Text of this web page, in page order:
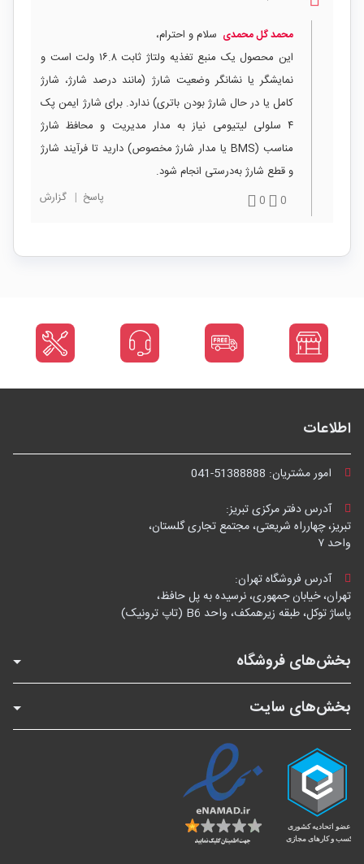
محمد گل محمدی سلام و احترام،
این محصول یک منبع تغذیه ولتاژ ثابت ۱۶.۸ ولت است و
نمایشگر یا نشانگر وضعیت شارژ (مانند درصد شارژ، شارژ
کامل یا در حال شارژ بودن باتری) ندارد. برای شارژ ایمن پک
۴ سلولی لیتیومی نیاز به مدار مدیریت و محافظ شارژ
مناسب (BMS یا مدار شارژ مخصوص) دارید تا فرآیند شارژ
و قطع شارژ به‌درستی انجام شود.
0
0 پاسخ | گزارش
اطلاعات
امور مشتریان: 041-51388888
آدرس دفتر مرکزی تبریز:
تبریز، چهارراه شریعتی، مجتمع تجاری گلستان،
واحد ۷
آدرس فروشگاه تهران:
تهران، خیابان جمهوری، نرسیده به پل حافظ،
پاساژ توکل، طبقه زیرهمکف، واحد B6 (تاپ ترونیک)
بخش‌های فروشگاه
بخش‌های سایت